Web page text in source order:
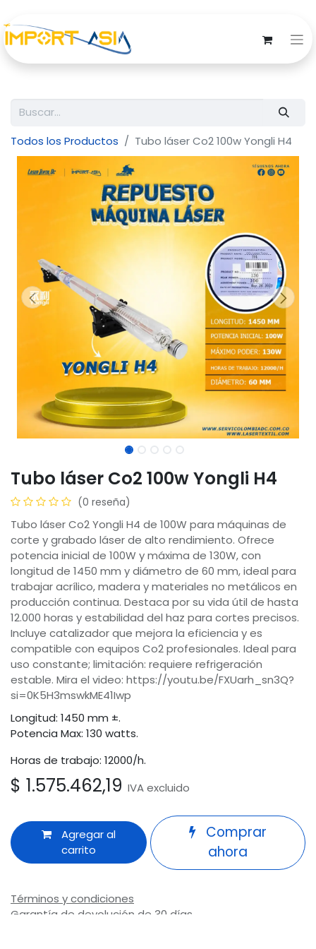
Todos los Productos Tubo láser Co2 100w Yongli H4
Tubo láser Co2 100w Yongli H4
(0 reseña)
Tubo láser Co2 Yongli H4 de 100W para máquinas de
corte y grabado láser de alto rendimiento. Ofrece
potencia inicial de 100W y máxima de 130W, con
longitud de 1450 mm y diámetro de 60 mm, ideal para
trabajar acrílico, madera y materiales no metálicos en
producción continua. Destaca por su vida útil de hasta
12.000 horas y estabilidad del haz para cortes precisos.
Incluye catalizador que mejora la eficiencia y es
compatible con equipos Co2 profesionales. Ideal para
uso constante; limitación: requiere refrigeración
estable. Mira el video: https://youtu.be/FXUarh_sn3Q?
si=0K5H3mswkME41Iwp
Longitud: 1450 mm ±.
Potencia Max: 130 watts.
Horas de trabajo: 12000/h.
$ 1.575.462,19 IVA excluido
Agregar al
carrito
Comprar
ahora
Términos y condiciones
Garantía de devolución de 30 días